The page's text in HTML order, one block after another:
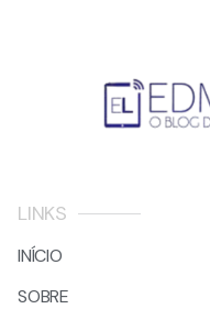
LINKS
INÍCIO
SOBRE